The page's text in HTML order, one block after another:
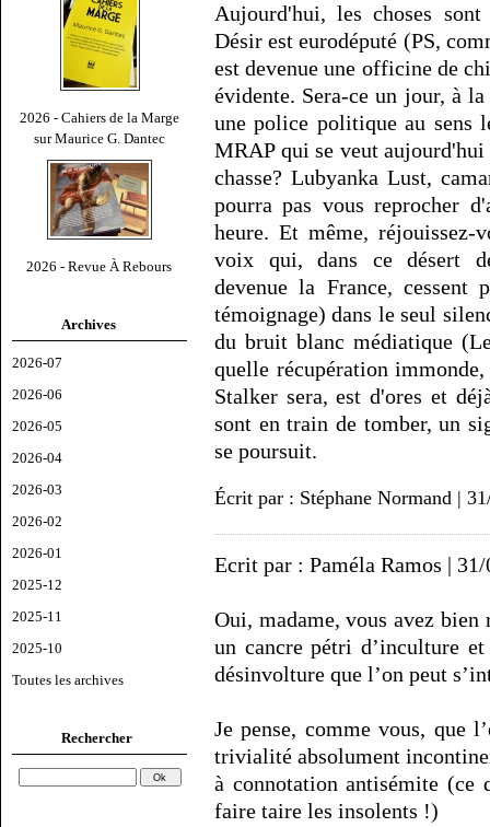
2026 - Cahiers de la Marge
sur Maurice G. Dantec
2026 - Revue À Rebours
Archives
2026-07
2026-06
2026-05
2026-04
2026-03
2026-02
2026-01
2025-12
2025-11
2025-10
Toutes les archives
Rechercher
Aujourd'hui, les choses
Désir est eurodéputé (PS,
est devenue une officine de
évidente. Sera-ce un jour, à
une police politique au sens
MRAP qui se veut
chasse? Lubyanka Lust,
pourra pas vous reprocher
heure. Et même, réjouissez-
voix qui, dans ce désert
devenue la France, cessent
témoignage) dans le seul
du bruit blanc médiatique
quelle récupération
Stalker sera, est d'ores et
sont en train de tomber, un
se poursuit.
Écrit par : Stéphane Normand |
Ecrit par : Paméla Ramos |
Oui, madame, vous avez bien
un cancre pétri d’inculture
désinvolture que l’on peut
Je pense, comme vous, que
trivialité absolument
à connotation antisémite (ce
faire taire les insolents !)